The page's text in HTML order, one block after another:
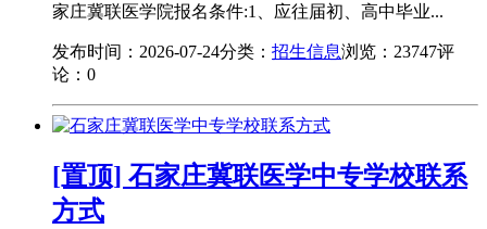
家庄冀联医学院报名条件:1、应往届初、高中毕业...
发布时间：2026-07-24分类： 招生信息浏览：23747评
论：0
[置顶] 石家庄冀联医学中专学校联系
方式